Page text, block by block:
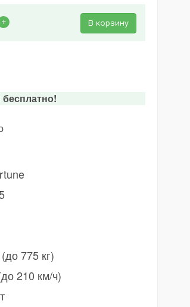
В корзину
775 кг)
210 км/ч)